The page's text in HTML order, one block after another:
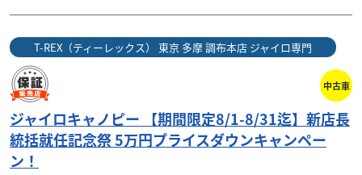
T-REX（ティーレックス） 東京 多摩 調布本店 ジャイロ専門
中古車
ジャイロキャノピー 【期間限定8/1-8/31迄】新店長
統括就任記念祭 5万円プライスダウンキャンペー
ン！